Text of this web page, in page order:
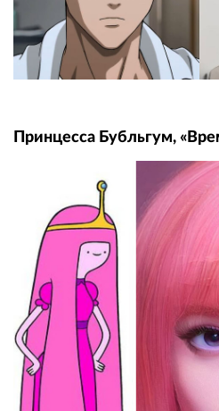
Принцесса Бубльгум,